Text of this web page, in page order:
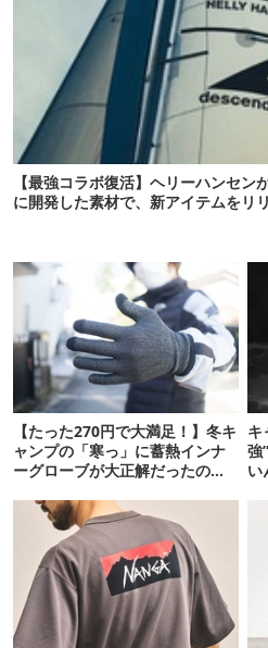
【最強コラボ復活】ヘリーハンセン
に開発した素材で、新アイテムをリ
【たった270円で大満足！】冬キ
ャンプの「寒っ」に蓄熱インナ
ーグローブが大正解だったの
キ
強
い